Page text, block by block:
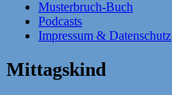
Musterbruch-Buch
Podcasts
Impressum & Datenschutz
Mittagskind